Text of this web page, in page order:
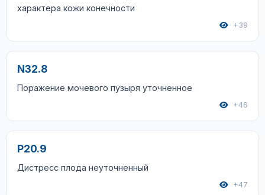
характера кожи конечности
+39
N32.8
Поражение мочевого пузыря уточненное
+46
P20.9
Дистресс плода неуточненный
+47